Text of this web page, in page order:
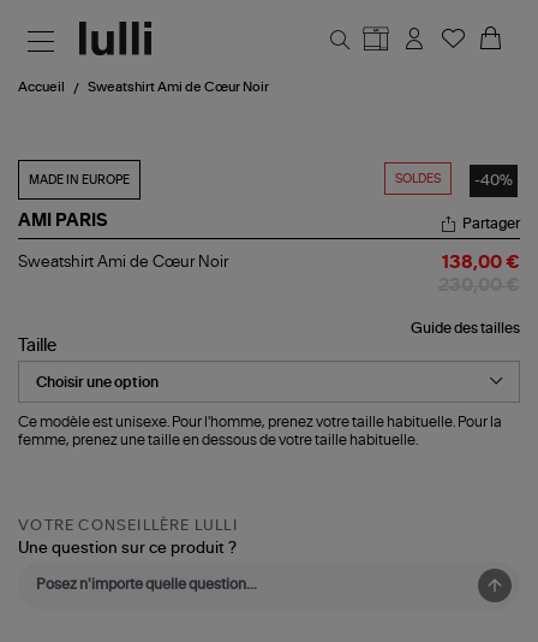
Accueil Sweatshirt Ami de Cœur Noir
SOLDES -40%
MADE IN EUROPE
AMI PARIS
Sweatshirt
Noir
Partager
Sweatshirt Ami de Cœur Noir 138,00 €
Guide des tailles
Taille
Ce modèle est unisexe. Pour l'homme, prenez votre taille habituelle. Pour la
femme, prenez une taille en dessous de votre taille habituelle.
VOTRE CONSEILLÈRE LULLI
Une question sur ce produit ?